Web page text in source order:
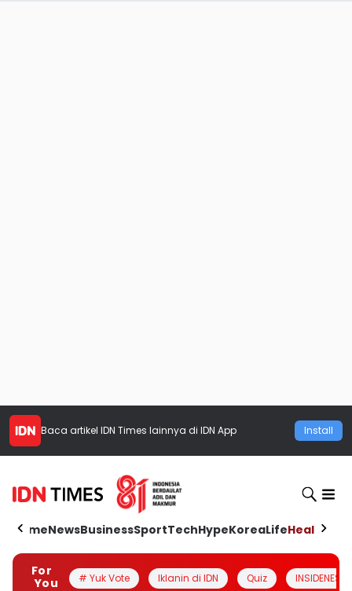
Baca artikel IDN Times lainnya di IDN App Install
HomeNewsBusinessSportTechHypeKoreaLifeHealth
For
You
# Yuk Vote Iklanin di IDN Quiz INSIDENESIA